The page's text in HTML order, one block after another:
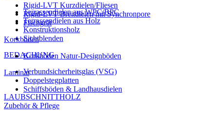
Terrassendielen aus WPC/BPC
Terrassendielen aus Holz
Konstruktionsholz
Sichtblenden
BEDACHUNG
Verbundsicherheitsglas (VSG)
Doppelstegplatten
LAUBSCHNITTHOLZ
Rigid-LVT Kurzdielen/Fliesen
Rigid-LVT Breitdielen mit Synchronpore
Fischgrät
Korkböden
Korkböden Natur-Designböden
Laminat
Schiffsböden & Landhausdielen
Zubehör & Pflege